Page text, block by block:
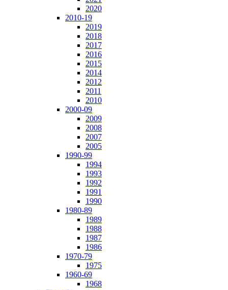
2020
2010-19
2019
2018
2017
2016
2015
2014
2012
2011
2010
2000-09
2009
2008
2007
2005
1990-99
1994
1993
1992
1991
1990
1980-89
1989
1988
1987
1986
1970-79
1975
1960-69
1968